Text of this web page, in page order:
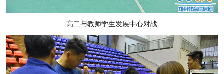
高二与教师学生发展中心对战